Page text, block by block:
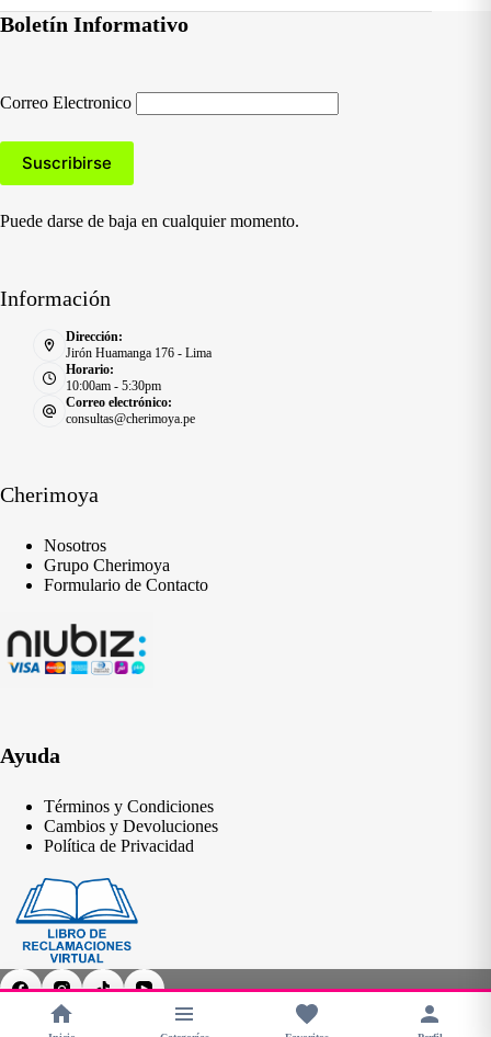
Boletín Informativo
Correo Electronico
Puede darse de baja en cualquier momento.
Información
Dirección:
Jirón Huamanga 176 - Lima
Horario:
10:00am - 5:30pm
Correo electrónico:
consultas@cherimoya.pe
Cherimoya
Nosotros
Grupo Cherimoya
Formulario de Contacto
Ayuda
Términos y Condiciones
Cambios y Devoluciones
Política de Privacidad